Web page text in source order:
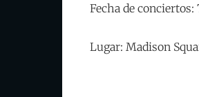
Fecha de conciertos:
Lugar: Madison